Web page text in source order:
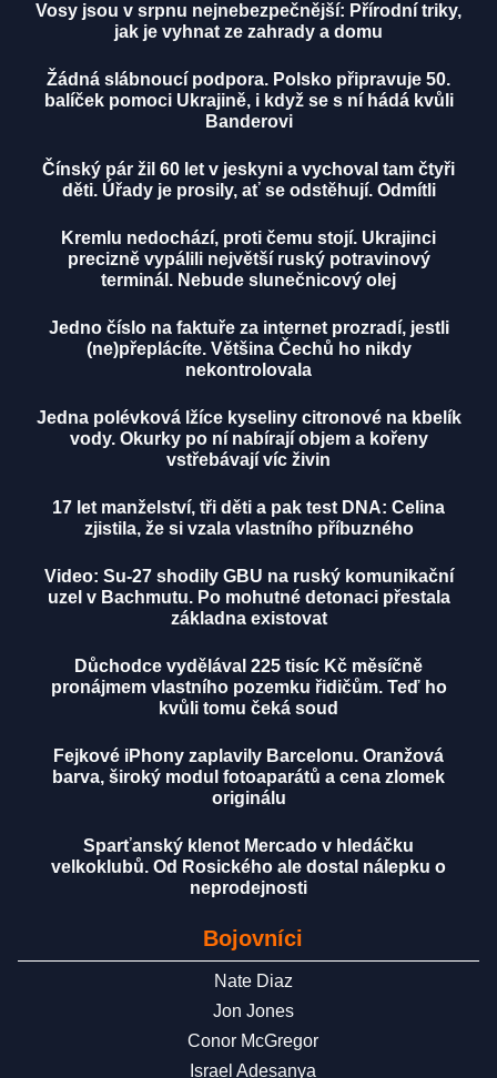
Vosy jsou v srpnu nejnebezpečnější: Přírodní triky,
jak je vyhnat ze zahrady a domu
Žádná slábnoucí podpora. Polsko připravuje 50.
balíček pomoci Ukrajině, i když se s ní hádá kvůli
Banderovi
Čínský pár žil 60 let v jeskyni a vychoval tam čtyři
děti. Úřady je prosily, ať se odstěhují. Odmítli
Kremlu nedochází, proti čemu stojí. Ukrajinci
precizně vypálili největší ruský potravinový
terminál. Nebude slunečnicový olej
Jedno číslo na faktuře za internet prozradí, jestli
(ne)přeplácíte. Většina Čechů ho nikdy
nekontrolovala
Jedna polévková lžíce kyseliny citronové na kbelík
vody. Okurky po ní nabírají objem a kořeny
vstřebávají víc živin
17 let manželství, tři děti a pak test DNA: Celina
zjistila, že si vzala vlastního příbuzného
Video: Su-27 shodily GBU na ruský komunikační
uzel v Bachmutu. Po mohutné detonaci přestala
základna existovat
Důchodce vydělával 225 tisíc Kč měsíčně
pronájmem vlastního pozemku řidičům. Teď ho
kvůli tomu čeká soud
Fejkové iPhony zaplavily Barcelonu. Oranžová
barva, široký modul fotoaparátů a cena zlomek
originálu
Sparťanský klenot Mercado v hledáčku
velkoklubů. Od Rosického ale dostal nálepku o
neprodejnosti
Bojovníci
Nate Diaz
Jon Jones
Conor McGregor
Israel Adesanya